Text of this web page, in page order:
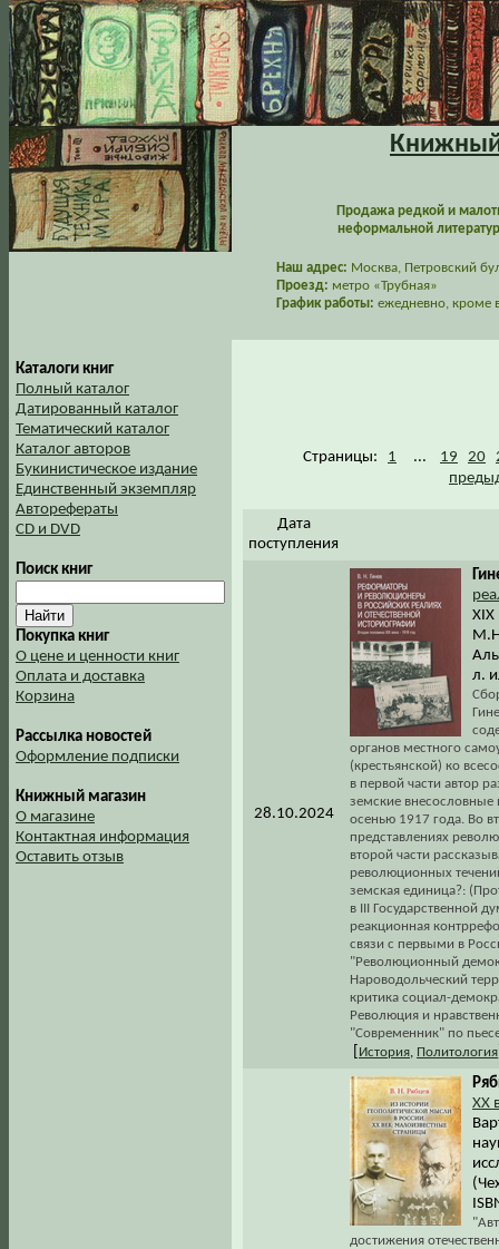
Книжный
Продажа редкой и
неформальной
Наш адрес: Москва, Петровский
Проезд: метро «Трубная»
График работы: ежедневно, кроме
Каталоги книг
Полный каталог
Датированный каталог
Тематический каталог
Каталог авторов
Букинистическое издание
Единственный экземпляр
Авторефераты
CD и DVD
Поиск книг
Покупка книг
О цене и ценности книг
Оплата и доставка
Корзина
Рассылка новостей
Оформление подписки
Книжный магазин
О магазине
Контактная информация
Оставить отзыв
Страницы: 1 ... 19 20
Дата
поступления
28.10.2024
XIX
л.
органов местного
(крестьянской) ко
в первой части автор
земские внесословные
осенью 1917 года. Во
представлениях
второй части
революционных
земская единица?:
в III Государственной
реакционная
связи с первыми в
"Революционный
Нароводольческий
критика социал-
Революция и
"Современник" по
История Политология
ХХ
достижения